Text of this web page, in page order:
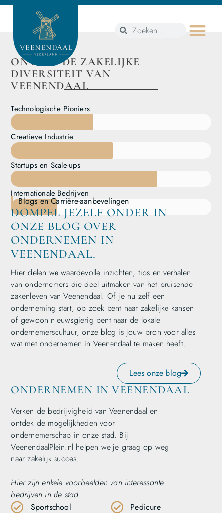
ONTDEK DE ZAKELIJKE
DIVERSITEIT VAN
VEENENDAAL
Technologische Pioniers
Creatieve Industrie
Startups en Scale-ups
Internationale Bedrijven
Blogs en Carrière-aanbevelingen
DOMPEL JEZELF ONDER IN
ONZE BLOG OVER
ONDERNEMEN IN
VEENENDAAL.
Hier delen we waardevolle inzichten, tips en verhalen
van ondernemers die deel uitmaken van het bruisende
zakenleven van Veenendaal. Of je nu zelf een
onderneming start, op zoek bent naar zakelijke kansen
of gewoon nieuwsgierig bent naar de lokale
ondernemerscultuur, onze blog is jouw bron voor alles
wat met ondernemen in Veenendaal te maken heeft.
Lees onze blog
ONDERNEMEN IN VEENENDAAL
Verken de bedrijvigheid van Veenendaal en
ontdek de mogelijkheden voor
ondernemerschap in onze stad. Bij
VeenendaalPlein.nl helpen we je graag op weg
naar zakelijk succes.
Hier zijn enkele voorbeelden van interessante
bedrijven in de stad.
Sportschool
Pedicure